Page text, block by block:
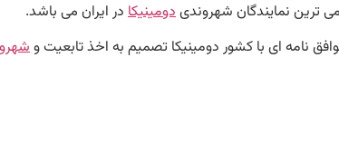
ترین نمایندگان شهروندیدومینیکا در ایران می باشد.
نامه ای با کشور دومینیکا تصمیم به اخذ تابعیت و